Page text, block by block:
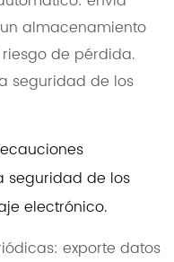
almacenamiento
de pérdida.
seguridad de los
seguridad de los
electrónico.
exporte datos